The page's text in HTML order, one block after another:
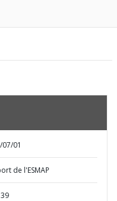
01
de l'ESMAP